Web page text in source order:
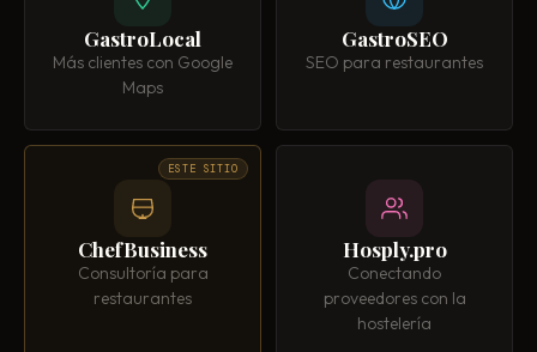
GastroLocal
Más clientes con Google
Maps
GastroSEO
SEO para restaurantes
ChefBusiness
Consultoría para
restaurantes
ESTE SITIO
Hosply.pro
Conectando
proveedores con la
hostelería